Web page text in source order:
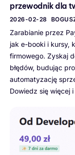
przewodnik dla
2026-02-28
Zarabianie przez
jak e-booki i kursy,
firmowego. Zyskaj
błędów, budując
automatyzację
Dowiedz się więcej